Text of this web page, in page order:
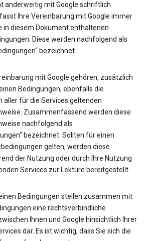
anderweitig mit Google schriftlich
Ihre Vereinbarung mit Google immer
in diesem Dokument enthaltenen
Diese werden nachfolgend als
bezeichnet.
mit Google gehören, zusätzlich
Bedingungen, ebenfalls die
aller für die Services geltenden
Zusammenfassend werden diese
nachfolgend als
bezeichnet. Sollten für einen
gelten, werden diese
der Nutzung oder durch Ihre Nutzung
Services zur Lektüre bereitgestellt.
Bedingungen stellen zusammen mit
eine rechtsverbindliche
Ihnen und Google hinsichtlich Ihrer
dar. Es ist wichtig, dass Sie sich die